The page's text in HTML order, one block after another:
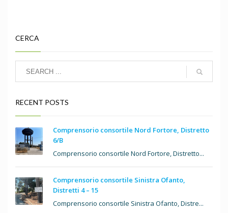
CERCA
RECENT POSTS
Comprensorio consortile Nord Fortore, Distretto
6/B
Comprensorio consortile Nord Fortore, Distretto...
Comprensorio consortile Sinistra Ofanto,
Distretti 4 – 15
Comprensorio consortile Sinistra Ofanto, Distre...